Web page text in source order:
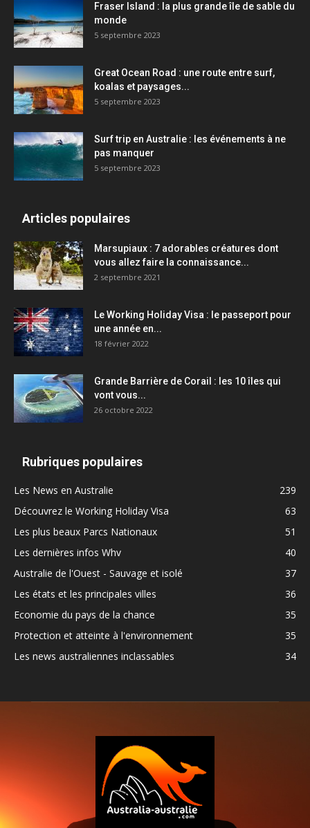
Fraser Island : la plus grande île de sable du
monde
5 septembre 2023
Great Ocean Road : une route entre surf,
koalas et paysages...
5 septembre 2023
Surf trip en Australie : les événements à ne
pas manquer
5 septembre 2023
Articles populaires
Marsupiaux : 7 adorables créatures dont
vous allez faire la connaissance...
2 septembre 2021
Le Working Holiday Visa : le passeport pour
une année en...
18 février 2022
Grande Barrière de Corail : les 10 îles qui
vont vous...
26 octobre 2022
Rubriques populaires
Les News en Australie
239
Découvrez le Working Holiday Visa
63
Les plus beaux Parcs Nationaux
51
Les dernières infos Whv
40
Australie de l'Ouest - Sauvage et isolé
37
Les états et les principales villes
36
Economie du pays de la chance
35
Protection et atteinte à l'environnement
35
Les news australiennes inclassables
34